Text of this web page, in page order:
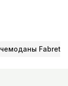
чемоданы Fabretti